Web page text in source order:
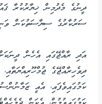
ދީނުގެ މެދުމިން ޚިޔާރުކުރާ
ސަރުކާރުގެ ސިޔާސަތުކަން
އަދި ރާއްޖޭގައި އެހެން
ދިވެހިރާއްޖޭގެ
ކަމުގައިވެފައި، އެއީ